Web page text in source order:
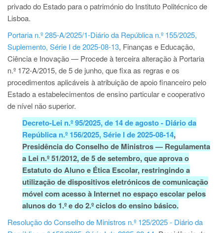
privado do Estado para o património do Instituto Politécnico de
Lisboa.
Portaria n.º 285-A/2025/1-Diário da República n.º 155/2025,
Suplemento, Série I de 2025-08-13, Finanças e Educação,
Ciência e Inovação — Procede à terceira alteração à Portaria
n.º 172-A/2015, de 5 de junho, que fixa as regras e os
procedimentos aplicáveis à atribuição de apoio financeiro pelo
Estado a estabelecimentos de ensino particular e cooperativo
de nível não superior.
Decreto-Lei n.º 95/2025, de 14 de agosto - Diário da
República n.º 156/2025, Série I de 2025-08-14,
Presidência do Conselho de Ministros— Regulamenta
a Lei n.º 51/2012, de 5 de setembro, que aprova o
Estatuto do Aluno e Ética Escolar, restringindo a
utilização de dispositivos eletrónicos de comunicação
móvel com acesso à Internet no espaço escolar pelos
alunos do 1.º e do 2.º ciclos do ensino básico.
Resolução do Conselho de Ministros n.º 125/2025 - Diário da